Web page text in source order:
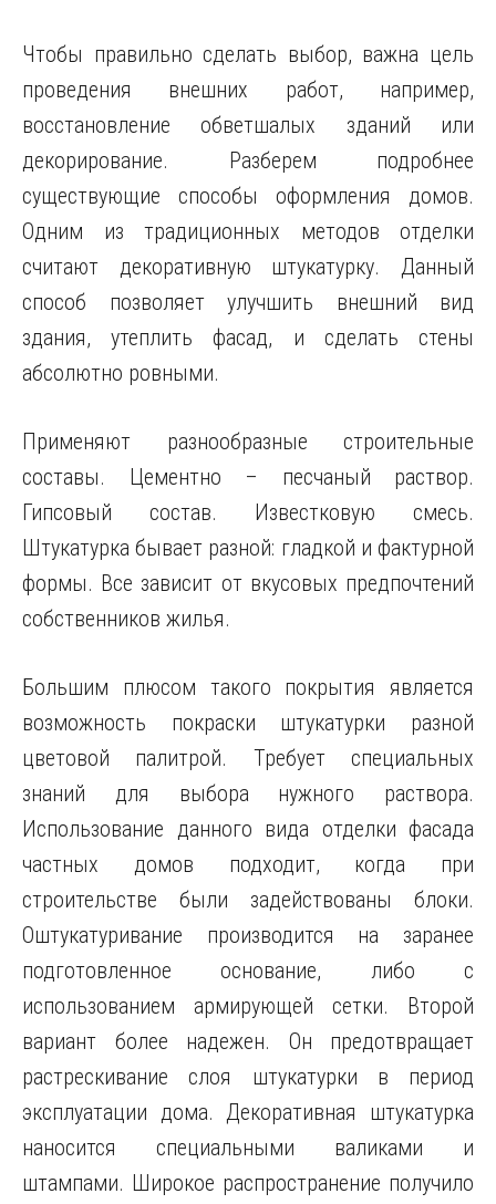
Чтобы правильно сделать выбор, важна цель
проведения внешних работ, например,
восстановление обветшалых зданий или
декорирование. Разберем подробнее
существующие способы оформления домов.
Одним из традиционных методов отделки
считают декоративную штукатурку. Данный
способ позволяет улучшить внешний вид
здания, утеплить фасад, и сделать стены
абсолютно ровными.
Применяют разнообразные строительные
составы. Цементно – песчаный раствор.
Гипсовый состав. Известковую смесь.
Штукатурка бывает разной: гладкой и фактурной
формы. Все зависит от вкусовых предпочтений
собственников жилья.
Большим плюсом такого покрытия является
возможность покраски штукатурки разной
цветовой палитрой. Требует специальных
знаний для выбора нужного раствора.
Использование данного вида отделки фасада
частных домов подходит, когда при
строительстве были задействованы блоки.
Оштукатуривание производится на заранее
подготовленное основание, либо с
использованием армирующей сетки. Второй
вариант более надежен. Он предотвращает
растрескивание слоя штукатурки в период
эксплуатации дома. Декоративная штукатурка
наносится специальными валиками и
штампами. Широкое распространение получило